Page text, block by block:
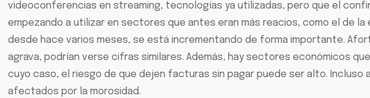
videoconferencias en streaming, tecnologías ya utilizadas, pero que el
empezando a utilizar en sectores que antes eran más reacios, como el de
desde hace varios meses, se está incrementando de forma importante.
agrava, podrían verse cifras similares. Además, hay sectores económicos
cuyo caso, el riesgo de que dejen facturas sin pagar puede ser alto.
afectados por la morosidad.